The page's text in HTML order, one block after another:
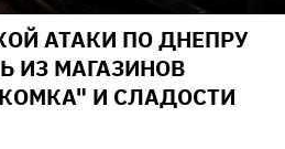
АТАКИ ПО ДНЕПРУ
ИЗ МАГАЗИНОВ
И СЛАДОСТИ